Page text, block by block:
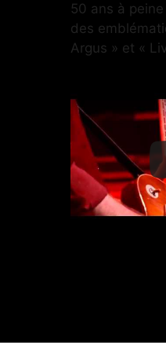
50 ans à
des
Argus » et «